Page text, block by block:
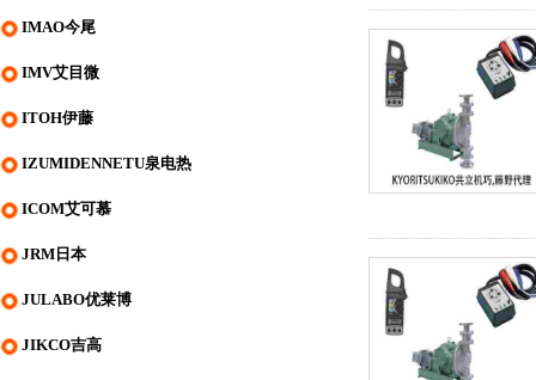
IMAO今尾
IMV艾目微
ITOH伊藤
IZUMIDENNETU泉电热
ICOM艾可慕
JRM日本
JULABO优莱博
JIKCO吉高